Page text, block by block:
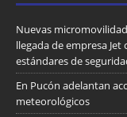
Nuevas
llegada de empresa
estándares de
En Pucón adelantan
meteorológicos